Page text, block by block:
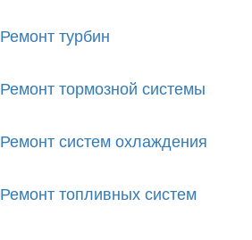
Ремонт турбин
Ремонт тормозной системы
Ремонт систем охлаждения
Ремонт топливных систем